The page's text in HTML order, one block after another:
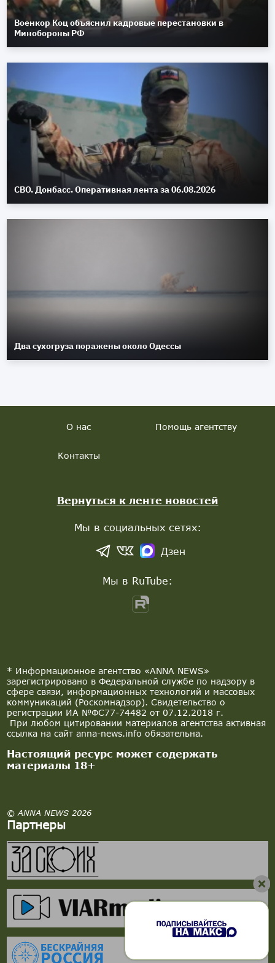
Военкор Коц объяснил кадровые перестановки в
Минобороны РФ
СВО. Донбасс. Оперативная лента за 06.08.2026
Два сухогруза поражены около Одессы
* Информационное агентство «ANNA NEWS»
зарегистрировано в Федеральной службе по надзору в
сфере связи, информационных технологий и массовых
коммуникаций (Роскомнадзор). Свидетельство о
регистрации ИА №ФС77-74482 от 07.12.2018 г.
При любом цитировании материалов агентства активная
ссылка на сайт anna-news.info обязательна.
Настоящий ресурс может содержать
материалы 18+
© ANNA NEWS 2026
Партнеры
О нас Помощь агентству
Контакты
Вернуться к ленте новостей
Мы в социальных сетях:
Дзен
Мы в RuTube: